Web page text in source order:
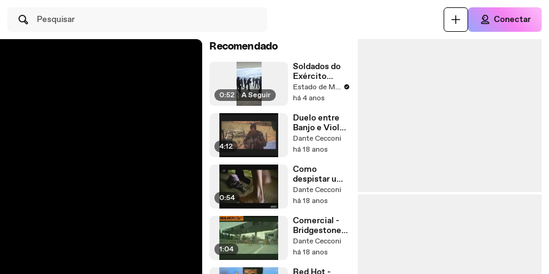
Pesquisar Conectar
Recomendado
0:52 | A Seguir
Soldados do
Exército
perdidos em
meio à
Brasília
Estado de Minas
há 4 anos
4:12
Duelo entre
Banjo e Viola
(filme Amargo
Pesadelo)
Dante Cecconi
há 18 anos
0:54
Como
despistar um
mala na
manhã
Dante Cecconi
há 18 anos
1:04
Comercial -
Bridgestone
(cachorro
traído)
Dante Cecconi
há 18 anos